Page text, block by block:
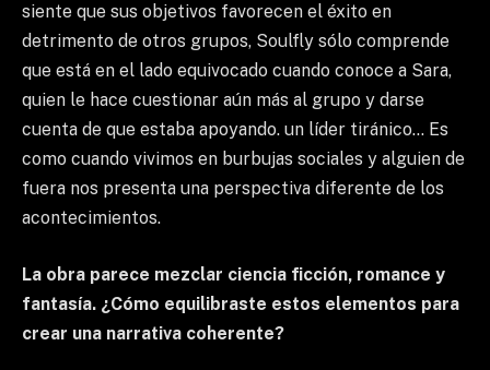
siente que sus objetivos favorecen el éxito en
detrimento de otros grupos, Soulfly sólo comprende
que está en el lado equivocado cuando conoce a Sara,
quien le hace cuestionar aún más al grupo y darse
cuenta de que estaba apoyando. un líder tiránico… Es
como cuando vivimos en burbujas sociales y alguien de
fuera nos presenta una perspectiva diferente de los
acontecimientos.
La obra parece mezclar ciencia ficción, romance y
fantasía. ¿Cómo equilibraste estos elementos para
crear una narrativa coherente?